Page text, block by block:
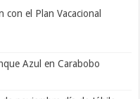
el Plan Vacacional
Azul en Carabobo